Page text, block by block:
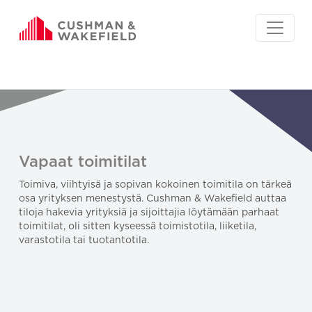
Vapaat toimitilat
Toimiva, viihtyisä ja sopivan kokoinen toimitila on tärkeä
osa yrityksen menestystä. Cushman & Wakefield auttaa
tiloja hakevia yrityksiä ja sijoittajia löytämään parhaat
toimitilat, oli sitten kyseessä toimistotila, liiketila,
varastotila tai tuotantotila.